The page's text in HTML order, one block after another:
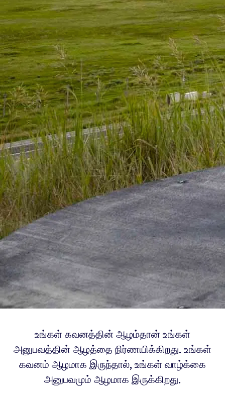
உங்கள் கவனத்தின் ஆழம்தான் உங்கள்
அனுபவத்தின் ஆழத்தை நிர்ணயிக்கிறது. உங்கள்
கவனம் ஆழமாக இருந்தால், உங்கள் வாழ்க்கை
அனுபவமும் ஆழமாக இருக்கிறது.